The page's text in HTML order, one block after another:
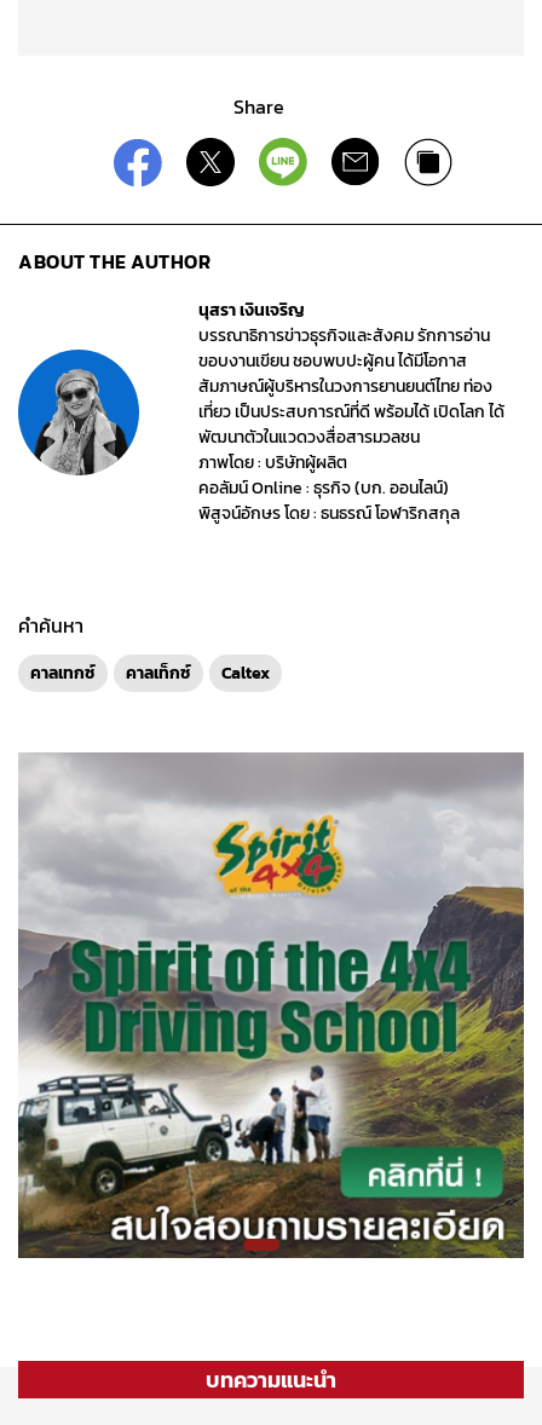
Share
ABOUT THE AUTHOR
นุสรา เงินเจริญ
บรรณาธิการข่าวธุรกิจและสังคม รักการอ่าน
ขอบงานเขียน ชอบพบปะผู้คน ได้มีโอกาส
สัมภาษณ์ผู้บริหารในวงการยานยนต์ไทย ท่อง
เที่ยว เป็นประสบการณ์ที่ดี พร้อมได้ เปิดโลก ได้
พัฒนาตัวในแวดวงสื่อสารมวลชน
ภาพโดย : บริษัทผู้ผลิต
คอลัมน์ Online : ธุรกิจ (บก. ออนไลน์)
พิสูจน์อักษร โดย : ธนธรณ์ โอฬาริกสกุล
คำค้นหา
คาลเทกซ์ คาลเท็กซ์ Caltex
บทความแนะนำ